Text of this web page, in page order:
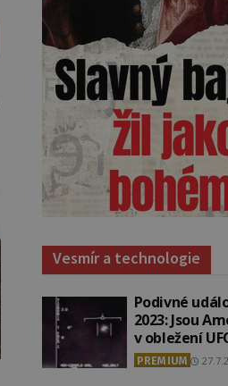
Vesmír a technologie
Podivné
2023: Jsou
v obležení
PREMIUM